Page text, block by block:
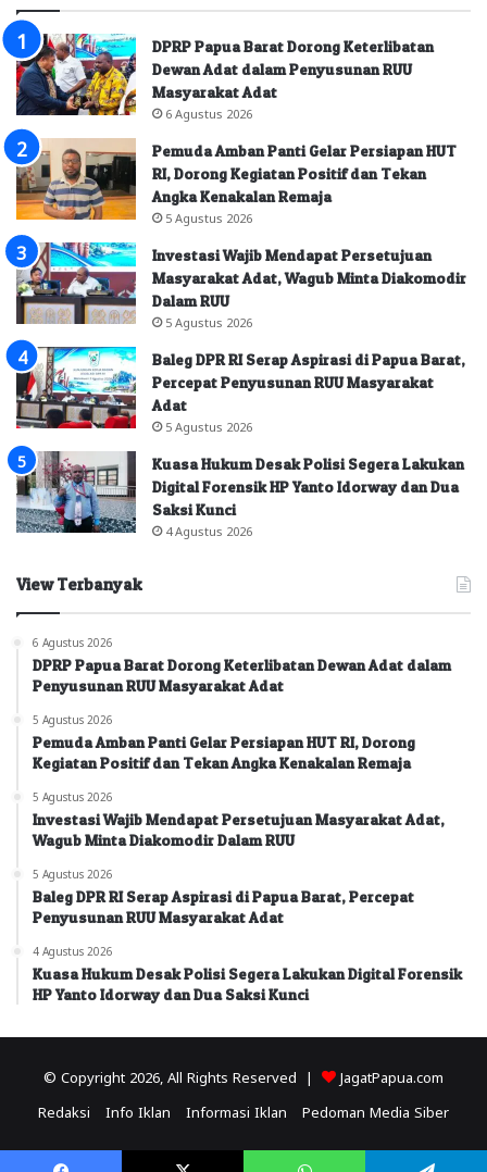
DPRP Papua Barat Dorong Keterlibatan
Dewan Adat dalam Penyusunan RUU
Masyarakat Adat
6 Agustus 2026
Pemuda Amban Panti Gelar Persiapan HUT
RI, Dorong Kegiatan Positif dan Tekan
Angka Kenakalan Remaja
5 Agustus 2026
Investasi Wajib Mendapat Persetujuan
Masyarakat Adat, Wagub Minta Diakomodir
Dalam RUU
5 Agustus 2026
Baleg DPR RI Serap Aspirasi di Papua Barat,
Percepat Penyusunan RUU Masyarakat
Adat
5 Agustus 2026
Kuasa Hukum Desak Polisi Segera Lakukan
Digital Forensik HP Yanto Idorway dan Dua
Saksi Kunci
4 Agustus 2026
View Terbanyak
6 Agustus 2026
DPRP Papua Barat Dorong Keterlibatan Dewan Adat dalam
Penyusunan RUU Masyarakat Adat
5 Agustus 2026
Pemuda Amban Panti Gelar Persiapan HUT RI, Dorong
Kegiatan Positif dan Tekan Angka Kenakalan Remaja
5 Agustus 2026
Investasi Wajib Mendapat Persetujuan Masyarakat Adat,
Wagub Minta Diakomodir Dalam RUU
5 Agustus 2026
Baleg DPR RI Serap Aspirasi di Papua Barat, Percepat
Penyusunan RUU Masyarakat Adat
4 Agustus 2026
Kuasa Hukum Desak Polisi Segera Lakukan Digital Forensik
HP Yanto Idorway dan Dua Saksi Kunci
© Copyright 2026, All Rights Reserved | JagatPapua.com
Redaksi Info Iklan Informasi Iklan Pedoman Media Siber